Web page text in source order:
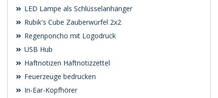
LED Lampe als Schlüsselanhänger
Rubik's Cube Zauberwürfel 2x2
Regenponcho mit Logodruck
USB Hub
Haftnotizen Haftnotizzettel
Feuerzeuge bedrucken
In-Ear-Kopfhörer